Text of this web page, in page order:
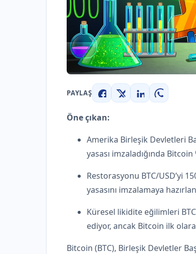
PAYLAŞ
Facebook
X LinkedInWhatsApp
Öne çıkan:
Amerika Birleşik Devletleri
yasası imzaladığında Bitcoin
Restorasyonu BTC/USD’yi
yasasını imzalamaya
Küresel likidite eğilimleri
ediyor, ancak Bitcoin ilk
Bitcoin (BTC), Birleşik Devletler